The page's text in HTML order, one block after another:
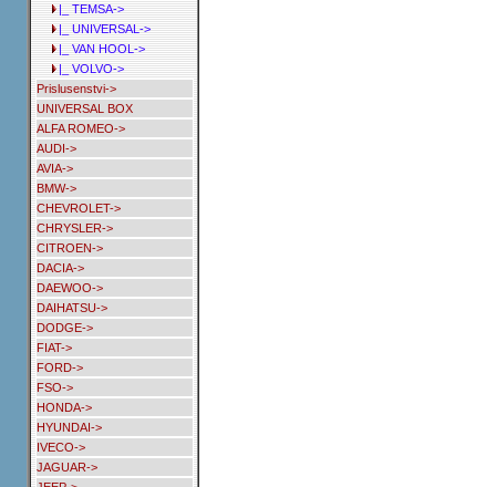
|_ TEMSA->
|_ UNIVERSAL->
|_ VAN HOOL->
|_ VOLVO->
Prislusenstvi->
UNIVERSAL BOX
ALFA ROMEO->
AUDI->
AVIA->
BMW->
CHEVROLET->
CHRYSLER->
CITROEN->
DACIA->
DAEWOO->
DAIHATSU->
DODGE->
FIAT->
FORD->
FSO->
HONDA->
HYUNDAI->
IVECO->
JAGUAR->